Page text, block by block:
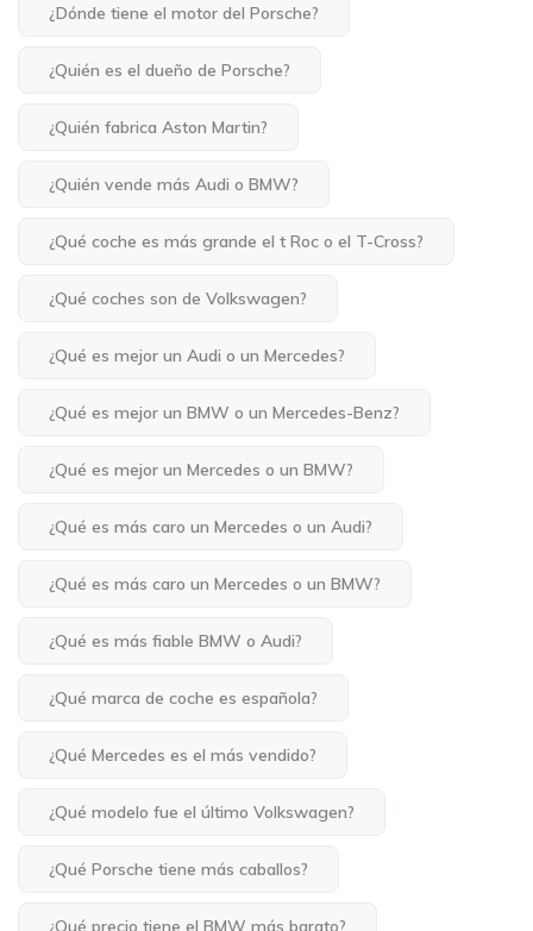
¿Dónde tiene el motor del Porsche?
¿Quién es el dueño de Porsche?
¿Quién fabrica Aston Martin?
¿Quién vende más Audi o BMW?
¿Qué coche es más grande el t Roc o el T-Cross?
¿Qué coches son de Volkswagen?
¿Qué es mejor un Audi o un Mercedes?
¿Qué es mejor un BMW o un Mercedes-Benz?
¿Qué es mejor un Mercedes o un BMW?
¿Qué es más caro un Mercedes o un Audi?
¿Qué es más caro un Mercedes o un BMW?
¿Qué es más fiable BMW o Audi?
¿Qué marca de coche es española?
¿Qué Mercedes es el más vendido?
¿Qué modelo fue el último Volkswagen?
¿Qué Porsche tiene más caballos?
¿Qué precio tiene el BMW más barato?